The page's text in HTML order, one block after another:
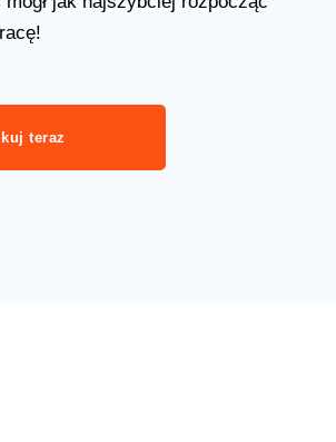
teraz